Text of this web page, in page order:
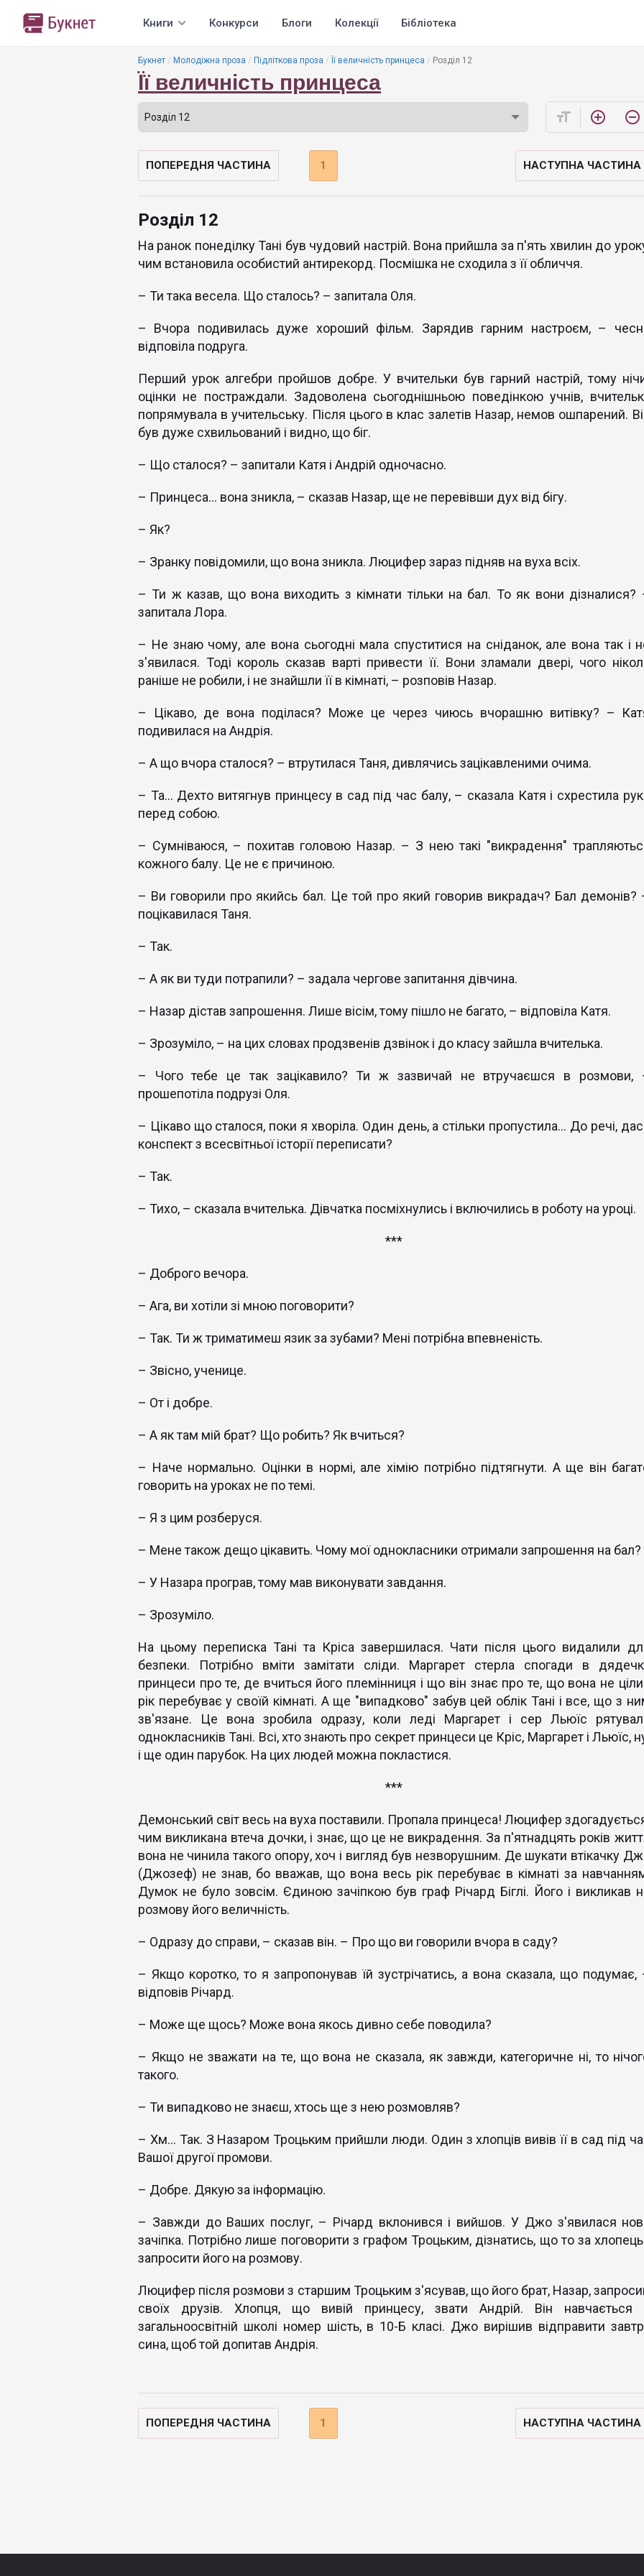
Книги Конкурси Блоги Колекції Бібліотека
Букнет Молодіжна проза Підліткова проза Її величність принцеса Розділ 12
Її величність принцеса
format_size add_circle_outline remove_circle_outline
ПОПЕРЕДНЯ ЧАСТИНА 1 НАСТУПНА ЧАСТИНА
Розділ 12
На ранок понеділку Тані був чудовий настрій. Вона прийшла за п'ять хвилин до
чим встановила особистий антирекорд. Посмішка не сходила з її обличчя.
– Ти така весела. Що сталось? – запитала Оля.
– Вчора подивилась дуже хороший фільм. Зарядив гарним настроєм, –
відповіла подруга.
Перший урок алгебри пройшов добре. У вчительки був гарний настрій, тому
оцінки не постраждали. Задоволена сьогоднішньою поведінкою учнів,
попрямувала в учительську. Після цього в клас залетів Назар, немов ошпарений.
був дуже схвильований і видно, що біг.
– Що сталося? – запитали Катя і Андрій одночасно.
– Принцеса... вона зникла, – сказав Назар, ще не перевівши дух від бігу.
– Як?
– Зранку повідомили, що вона зникла. Люцифер зараз підняв на вуха всіх.
– Ти ж казав, що вона виходить з кімнати тільки на бал. То як вони дізналися?
запитала Лора.
– Не знаю чому, але вона сьогодні мала спуститися на сніданок, але вона так і
з'явилася. Тоді король сказав варті привести її. Вони зламали двері, чого
раніше не робили, і не знайшли її в кімнаті, – розповів Назар.
– Цікаво, де вона поділася? Може це через чиюсь вчорашню витівку? –
подивилася на Андрія.
– А що вчора сталося? – втрутилася Таня, дивлячись зацікавленими очима.
– Та... Дехто витягнув принцесу в сад під час балу, – сказала Катя і схрестила
перед собою.
– Сумніваюся, – похитав головою Назар. – З нею такі "викрадення"
кожного балу. Це не є причиною.
– Ви говорили про якийсь бал. Це той про який говорив викрадач? Бал демонів?
поцікавилася Таня.
– Так.
– А як ви туди потрапили? – задала чергове запитання дівчина.
– Назар дістав запрошення. Лише вісім, тому пішло не багато, – відповіла Катя.
– Зрозуміло, – на цих словах продзвенів дзвінок і до класу зайшла вчителька.
– Чого тебе це так зацікавило? Ти ж зазвичай не втручаєшся в розмови,
прошепотіла подрузі Оля.
– Цікаво що сталося, поки я хворіла. Один день, а стільки пропустила... До речі,
конспект з всесвітньої історії переписати?
– Так.
– Тихо, – сказала вчителька. Дівчатка посміхнулись і включились в роботу на уроці.
***
– Доброго вечора.
– Ага, ви хотіли зі мною поговорити?
– Так. Ти ж триматимеш язик за зубами? Мені потрібна впевненість.
– Звісно, ученице.
– От і добре.
– А як там мій брат? Що робить? Як вчиться?
– Наче нормально. Оцінки в нормі, але хімію потрібно підтягнути. А ще він
говорить на уроках не по темі.
– Я з цим розберуся.
– Мене також дещо цікавить. Чому мої однокласники отримали запрошення на бал?
– У Назара програв, тому мав виконувати завдання.
– Зрозуміло.
На цьому переписка Тані та Кріса завершилася. Чати після цього видалили
безпеки. Потрібно вміти замітати сліди. Маргарет стерла спогади в
принцеси про те, де вчиться його племінниця і що він знає про те, що вона не
рік перебуває у своїй кімнаті. А ще "випадково" забув цей облік Тані і все, що з
зв'язане. Це вона зробила одразу, коли леді Маргарет і сер Льюїс
однокласників Тані. Всі, хто знають про секрет принцеси це Кріс, Маргарет і Льюїс,
і ще один парубок. На цих людей можна покластися.
***
Демонський світ весь на вуха поставили. Пропала принцеса! Люцифер
чим викликана втеча дочки, і знає, що це не викрадення. За п'ятнадцять років
вона не чинила такого опору, хоч і вигляд був незворушним. Де шукати втікачку
(Джозеф) не знав, бо вважав, що вона весь рік перебуває в кімнаті за
Думок не було зовсім. Єдиною зачіпкою був граф Річард Біглі. Його і викликав
розмову його величність.
– Одразу до справи, – сказав він. – Про що ви говорили вчора в саду?
– Якщо коротко, то я запропонував їй зустрічатись, а вона сказала, що подумає,
відповів Річард.
– Може ще щось? Може вона якось дивно себе поводила?
– Якщо не зважати на те, що вона не сказала, як завжди, категоричне ні, то
такого.
– Ти випадково не знаєш, хтось ще з нею розмовляв?
– Хм... Так. З Назаром Троцьким прийшли люди. Один з хлопців вивів її в сад під
Вашої другої промови.
– Добре. Дякую за інформацію.
– Завжди до Ваших послуг, – Річард вклонився і вийшов. У Джо з'явилася
зачіпка. Потрібно лише поговорити з графом Троцьким, дізнатись, що то за хлопець
запросити його на розмову.
Люцифер після розмови з старшим Троцьким з'ясував, що його брат, Назар,
своїх друзів. Хлопця, що вивій принцесу, звати Андрій. Він навчається
загальноосвітній школі номер шість, в 10-Б класі. Джо вирішив відправити
сина, щоб той допитав Андрія.
ПОПЕРЕДНЯ ЧАСТИНА 1 НАСТУПНА ЧАСТИНА